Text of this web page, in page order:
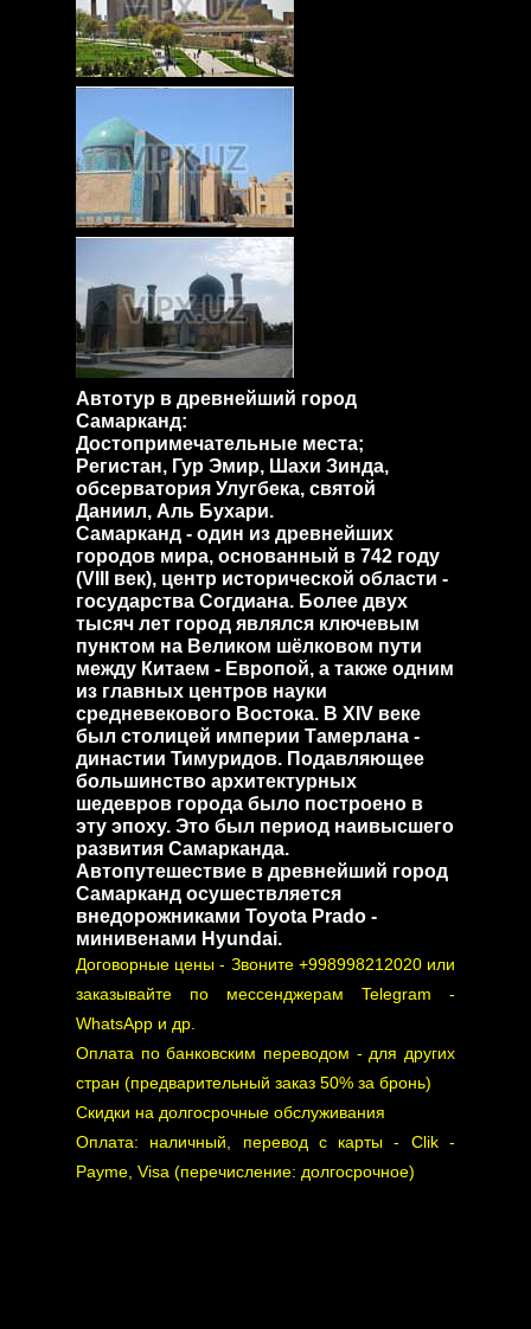
Автотур в древнейший город
Самарканд:
Достопримечательные места;
Регистан, Гур Эмир, Шахи Зинда,
обсерватория Улугбека, святой
Даниил, Аль Бухари.
Самарканд - один из древнейших
городов мира, основанный в 742 году
(VIII век), центр исторической области -
государства Согдиана. Более двух
тысяч лет город являлся ключевым
пунктом на Великом шёлковом пути
между Китаем - Европой, а также одним
из главных центров науки
средневекового Востока. В XIV веке
был столицей империи Тамерлана -
династии Тимуридов. Подавляющее
большинство архитектурных
шедевров города было построено в
эту эпоху. Это был период наивысшего
развития Самарканда.
Автопутешествие в древнейший город
Самарканд осушествляется
внедорожниками Toyota Prado -
минивенами Hyundai.
Договорные цены - Звоните +998998212020 или
заказывайте по мессенджерам Telegram -
WhatsApp и др.
Оплата по банковским переводом - для других
стран (предварительный заказ 50% за бронь)
Скидки на долгосрочные обслуживания
Оплата: наличный, перевод с карты - Clik -
Payme, Visa (перечисление: долгосрочное)